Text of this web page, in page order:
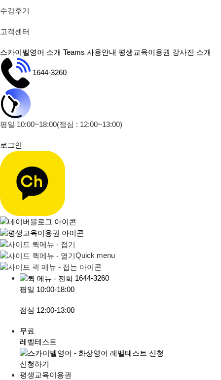
수강후기
고객센터
스카이벨영어 소개 Teams 사용안내 평생교육이용권 강사진 소개
1644-3260
평일 10:00~18:00(점심 : 12:00~13:00)
로그인
Quick menu
1644-3260
평일 10:00-18:00
점심 12:00-13:00
무료
레벨테스트
신청하기
평생교육이용권